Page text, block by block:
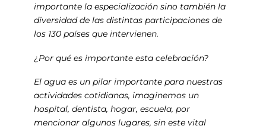
importante la especialización sino también la
diversidad de las distintas participaciones de
los 130 países que intervienen.
¿Por qué es importante esta celebración?
El agua es un pilar importante para nuestras
actividades cotidianas, imaginemos un
hospital, dentista, hogar, escuela, por
mencionar algunos lugares, sin este vital